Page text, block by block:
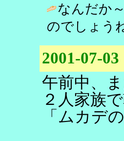
なんだか
のでしょう
2001-07-
午前中、
２人家族
「ムカデ